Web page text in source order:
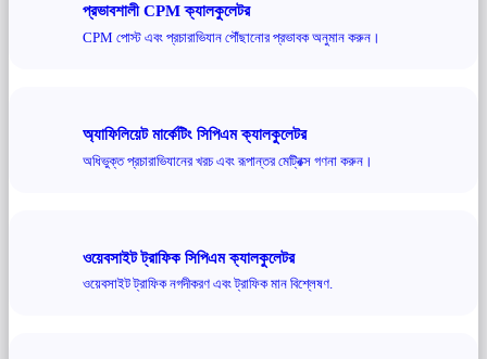
প্রভাবশালী CPM ক্যালকুলেটর
CPM পোস্ট এবং প্রচারাভিযান পৌঁছানোর প্রভাবক অনুমান করুন।
অ্যাফিলিয়েট মার্কেটিং সিপিএম ক্যালকুলেটর
অধিভুক্ত প্রচারাভিযানের খরচ এবং রূপান্তর মেট্রিক্স গণনা করুন।
ওয়েবসাইট ট্রাফিক সিপিএম ক্যালকুলেটর
ওয়েবসাইট ট্রাফিক নগদীকরণ এবং ট্রাফিক মান বিশ্লেষণ.